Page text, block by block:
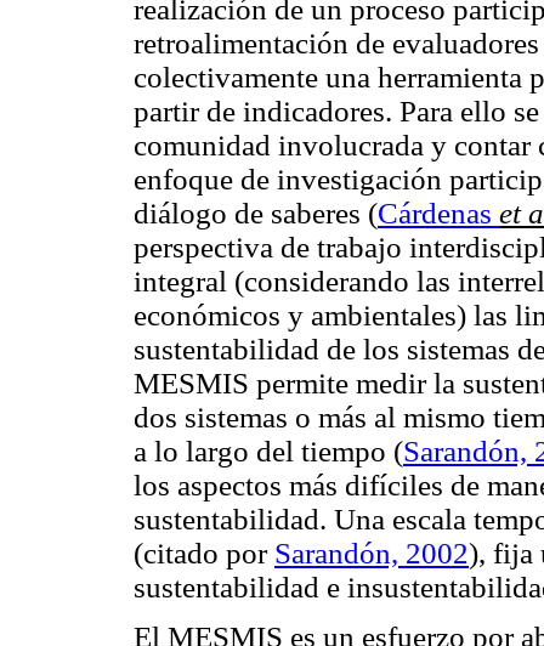
realización de un proceso
retroalimentación de
colectivamente una herramienta
partir de indicadores. Para ello
comunidad involucrada y
enfoque de investigación
diálogo de saberes (Cárdenas et
perspectiva de trabajo
integral (considerando las
económicos y ambientales) las
sustentabilidad de los sistemas
MESMIS permite medir la
dos sistemas o más al mismo
a lo largo del tiempo (Sarandón,
los aspectos más difíciles de
sustentabilidad. Una escala
(citado por Sarandón, 2002), fija
sustentabilidad e
El MESMIS es un esfuerzo por